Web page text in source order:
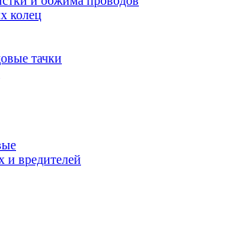
колец
тачки
и вредителей